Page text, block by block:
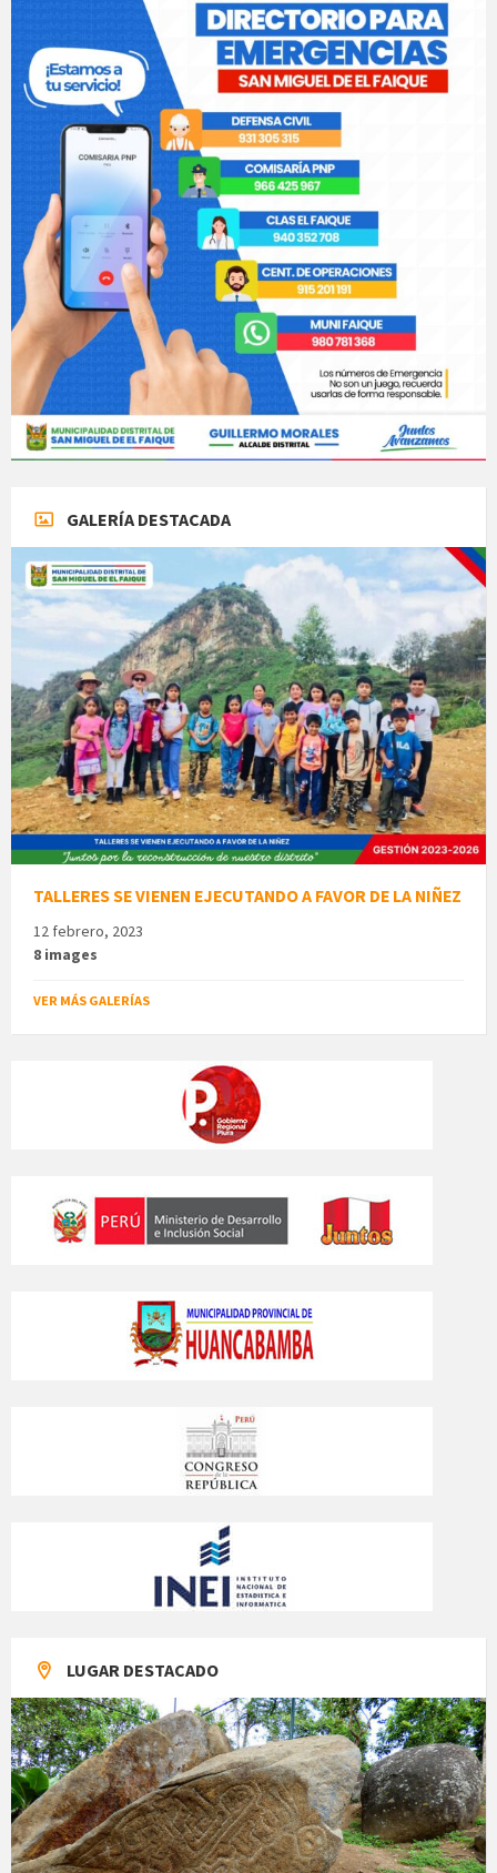
GALERÍA DESTACADA
TALLERES SE VIENEN EJECUTANDO A FAVOR DE LA NIÑEZ
12 febrero, 2023
8 images
VER MÁS GALERÍAS
LUGAR DESTACADO